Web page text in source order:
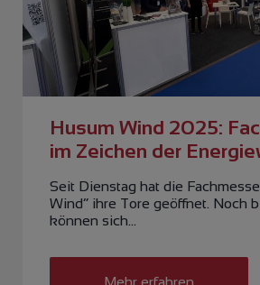
Husum Wind 2025:
im Zeichen der
Seit Dienstag hat die
Wind“ ihre Tore geöffnet. Noch
können sich…